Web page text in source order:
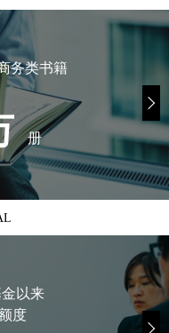
务类书籍
册
以来
度